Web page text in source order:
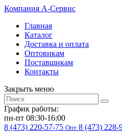
Компания A-Cервис
Главная
Каталог
Доставка и оплата
Оптовикам
Поставщикам
Контакты
Закрыть меню
График работы:
пн-пт 08:30-16:00
8 (473) 220-57-75 Опт 8 (473) 228-